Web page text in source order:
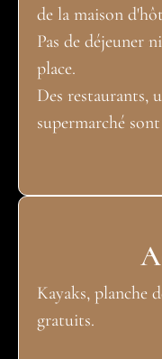
de la maison
Pas de déjeuner
place.
Des restaurants,
supermarché
Kayaks, planche
gratuits.